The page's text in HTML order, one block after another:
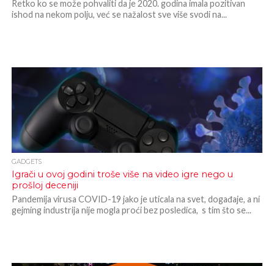
Retko ko se može pohvaliti da je 2020. godina imala pozitivan
ishod na nekom polju, već se nažalost sve više svodi na...
GADGETS
Igrači u ovoj godini troše više na video igre nego u
prošloj deceniji
Pandemija virusa COVID-19 jako je uticala na svet, događaje, a ni
gejming industrija nije mogla proći bez posledica, s tim što se...